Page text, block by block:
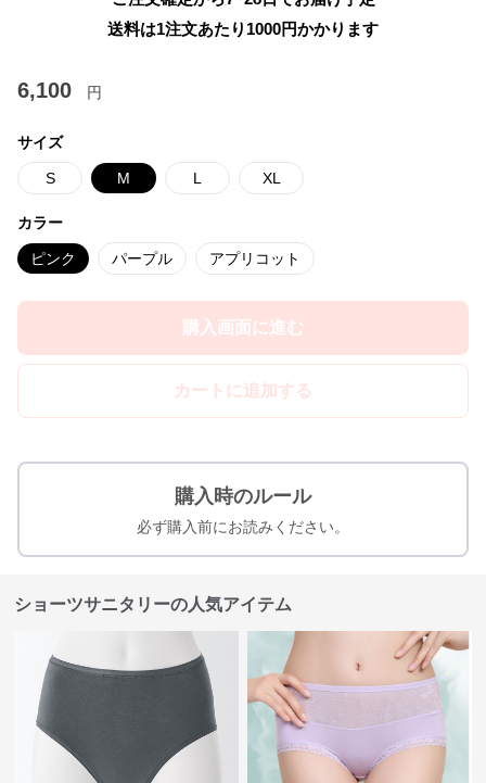
送料は1注文あたり 1000円かかります
6,100 円
サイズ
S M L XL
カラー
ピンク パープル アプリコット
購入画面に進む
カートに追加する
購入時のルール
必ず購入前にお読みください。
ショーツサニタリーの人気アイテム